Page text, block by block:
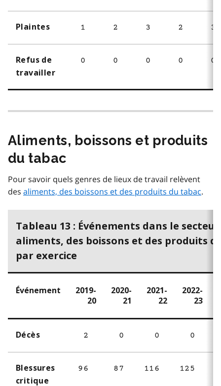
Plaintes 1 2 3 2 3
Refus de
travailler
0 0 0 0 0
Aliments, boissons et produits
du tabac
Pour savoir quels genres de lieux de travail relèvent
des aliments, des boissons et des produits du tabac.
Tableau 13 : Événements dans le secteur
aliments, des boissons et des produits
par exercice
Événement
2019-
20
2020-
21
2021-
22
2022-
23
Décès 2 0 0 0
Blessures
critique
96 87 116 125